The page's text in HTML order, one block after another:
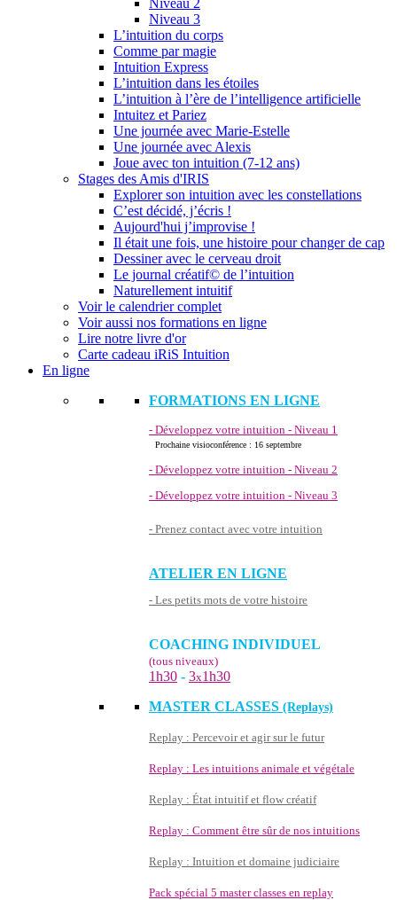
Niveau 2
Niveau 3
L’intuition du corps
Comme par magie
Intuition Express
L’intuition dans les étoiles
L’intuition à l’ère de l’intelligence artificielle
Intuitez et Pariez
Une journée avec Marie-Estelle
Une journée avec Alexis
Joue avec ton intuition (7-12 ans)
Stages des Amis d'IRIS
Explorer son intuition avec les constellations
C’est décidé, j’écris !
Aujourd'hui j’improvise !
Il était une fois, une histoire pour changer de cap
Dessiner avec le cerveau droit
Le journal créatif© de l’intuition
Naturellement intuitif
Voir le calendrier complet
Voir aussi nos formations en ligne
Lire notre livre d'or
Carte cadeau iRiS Intuition
En ligne
FORMATIONS EN LIGNE
- Développez votre intuition - Niveau 1
Prochaine visioconférence : 16 septembre
- Développez votre intuition - Niveau 2
- Développez votre intuition - Niveau 3
- Prenez contact avec votre intuition
ATELIER EN LIGNE
- Les petits mots de votre histoire
COACHING INDIVIDUEL
(tous niveaux)
1h30 - 3x1h30
MASTER CLASSES (Replays)
Replay : Percevoir et agir sur le futur
Replay : Les intuitions animale et végétale
Replay : État intuitif et flow créatif
Replay : Comment être sûr de nos intuitions
Replay : Intuition et domaine judiciaire
Pack spécial 5 master classes en replay